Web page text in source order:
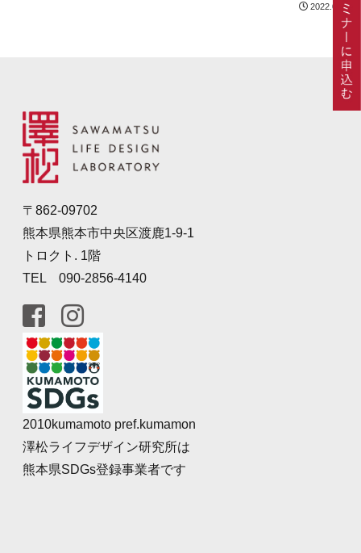
2022.01.22
〒862-09702
熊本県熊本市中央区渡鹿1-9-1
トロクト. 1階
TEL 090-2856-4140
2010kumamoto pref.kumamon
澤松ライフデザイン研究所は
熊本県SDGs登録事業者です